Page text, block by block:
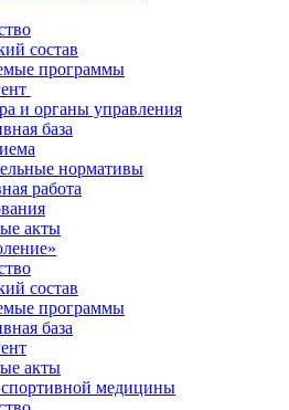
состав
программы
и органы управления
база
нормативы
работа
акты
состав
программы
база
акты
медицины